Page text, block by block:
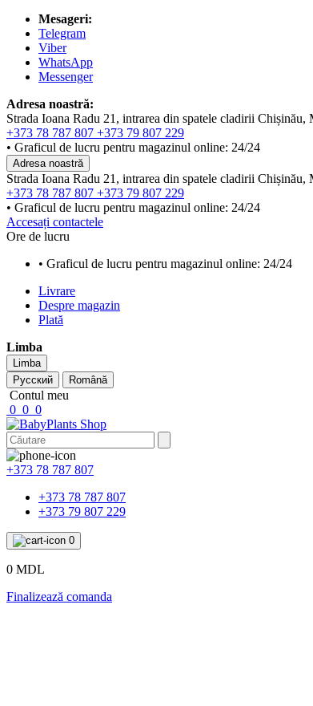
Mesageri:
Telegram
Viber
WhatsApp
Messenger
Adresa noastră:
Strada Ioana Radu 21, intrarea din spatele cladirii Chișinău,
+373 78 787 807 +373 79 807 229
• Graficul de lucru pentru magazinul online: 24/24
Adresa noastră
Strada Ioana Radu 21, intrarea din spatele cladirii Chișinău,
+373 78 787 807 +373 79 807 229
• Graficul de lucru pentru magazinul online: 24/24
Accesați contactele
Ore de lucru
• Graficul de lucru pentru magazinul online: 24/24
Livrare
Despre magazin
Plată
Limba
Limba
Русский
Română
Contul meu
0 0 0
+373 78 787 807
+373 78 787 807
+373 79 807 229
0
0 MDL
Finalizează comanda